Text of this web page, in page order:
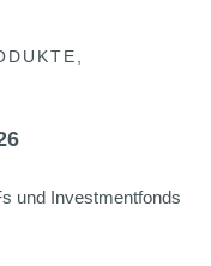
und Investmentfonds